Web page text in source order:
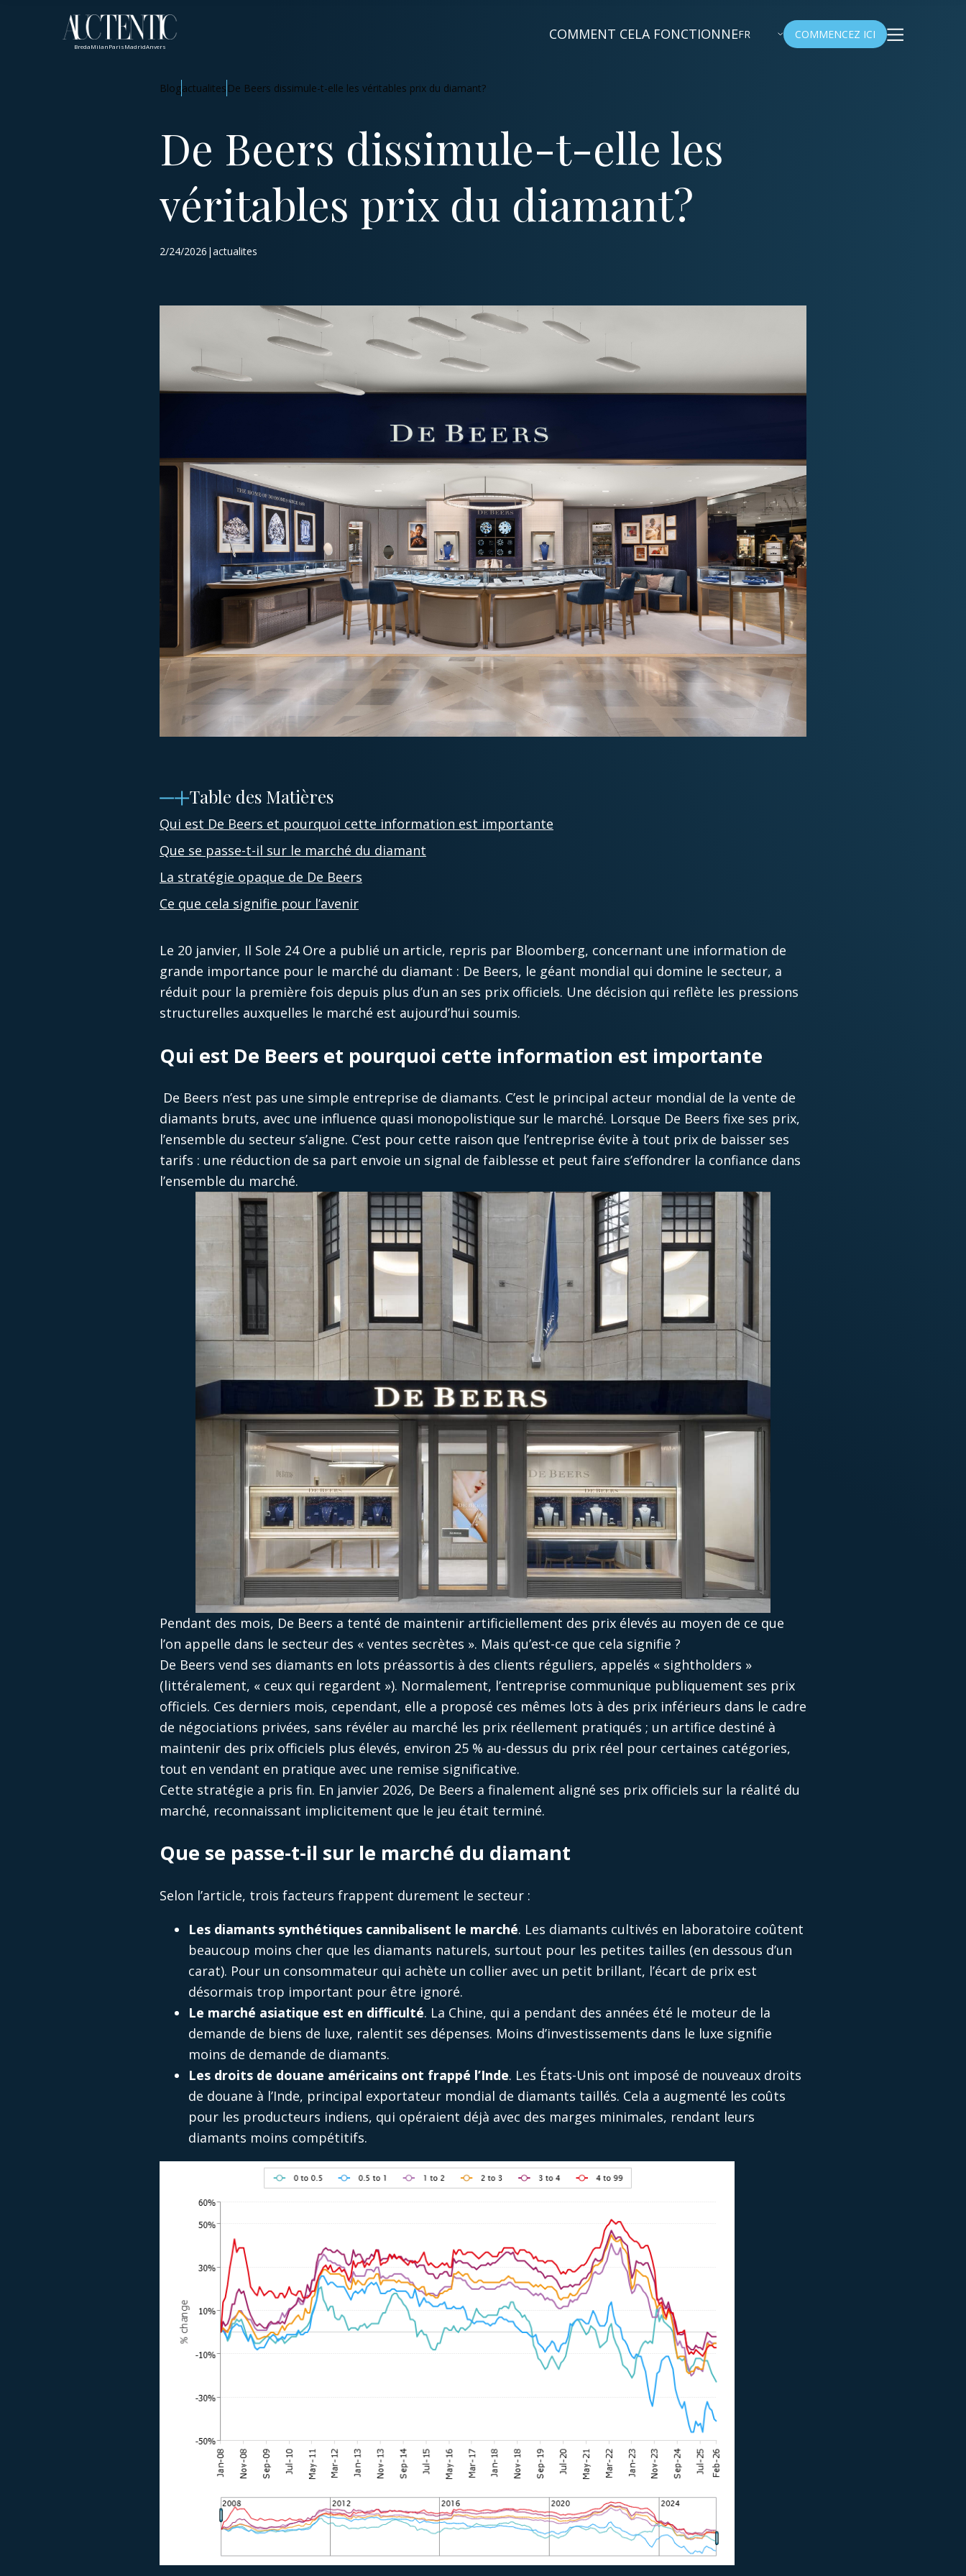
BredaMilanParisMadridAnvers
COMMENT CELA FONCTIONNEFR COMMENCEZ ICI
Blogactualites De Beers dissimule-t-elle les véritables prix du diamant?
De Beers dissimule-t-elle les
véritables prix du diamant?
2/24/2026|actualites
Table des Matières
Qui est De Beers et pourquoi cette information est importante
Que se passe-t-il sur le marché du diamant
La stratégie opaque de De Beers
Ce que cela signifie pour l’avenir
Le 20 janvier, Il Sole 24 Ore a publié un article, repris par Bloomberg, concernant une information de
grande importance pour le marché du diamant : De Beers, le géant mondial qui domine le secteur, a
réduit pour la première fois depuis plus d’un an ses prix officiels. Une décision qui reflète les pressions
structurelles auxquelles le marché est aujourd’hui soumis.
Qui est De Beers et pourquoi cette information est importante
De Beers n’est pas une simple entreprise de diamants. C’est le principal acteur mondial de la vente de
diamants bruts, avec une influence quasi monopolistique sur le marché. Lorsque De Beers fixe ses prix,
l’ensemble du secteur s’aligne. C’est pour cette raison que l’entreprise évite à tout prix de baisser ses
tarifs : une réduction de sa part envoie un signal de faiblesse et peut faire s’effondrer la confiance dans
l’ensemble du marché.
Pendant des mois, De Beers a tenté de maintenir artificiellement des prix élevés au moyen de ce que
l’on appelle dans le secteur des « ventes secrètes ». Mais qu’est-ce que cela signifie ?
De Beers vend ses diamants en lots préassortis à des clients réguliers, appelés « sightholders »
(littéralement, « ceux qui regardent »). Normalement, l’entreprise communique publiquement ses prix
officiels. Ces derniers mois, cependant, elle a proposé ces mêmes lots à des prix inférieurs dans le cadre
de négociations privées, sans révéler au marché les prix réellement pratiqués ; un artifice destiné à
maintenir des prix officiels plus élevés, environ 25 % au-dessus du prix réel pour certaines catégories,
tout en vendant en pratique avec une remise significative.
Cette stratégie a pris fin. En janvier 2026, De Beers a finalement aligné ses prix officiels sur la réalité du
marché, reconnaissant implicitement que le jeu était terminé.
Que se passe-t-il sur le marché du diamant
Selon l’article, trois facteurs frappent durement le secteur :
Les diamants synthétiques cannibalisent le marché. Les diamants cultivés en laboratoire coûtent
beaucoup moins cher que les diamants naturels, surtout pour les petites tailles (en dessous d’un
carat). Pour un consommateur qui achète un collier avec un petit brillant, l’écart de prix est
désormais trop important pour être ignoré.
Le marché asiatique est en difficulté. La Chine, qui a pendant des années été le moteur de la
demande de biens de luxe, ralentit ses dépenses. Moins d’investissements dans le luxe signifie
moins de demande de diamants.
Les droits de douane américains ont frappé l’Inde. Les États-Unis ont imposé de nouveaux droits
de douane à l’Inde, principal exportateur mondial de diamants taillés. Cela a augmenté les coûts
pour les producteurs indiens, qui opéraient déjà avec des marges minimales, rendant leurs
diamants moins compétitifs.